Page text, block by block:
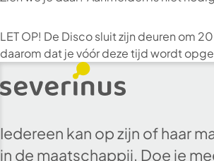
LET OP! De Disco sluit zijn deuren om
daarom dat je vóór deze tijd wordt
Iedereen kan op zijn of haar
in de maatschappij. Doe je